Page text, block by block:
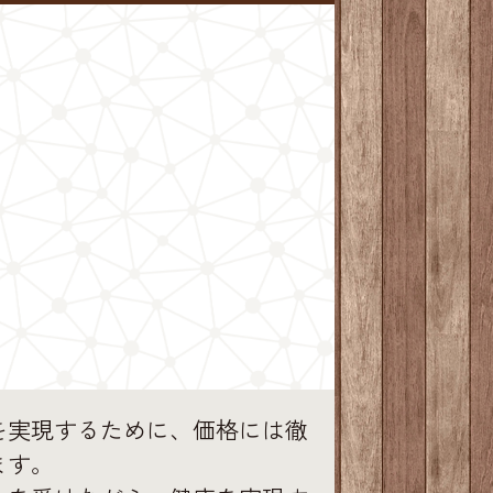
現するために、価格には徹
。